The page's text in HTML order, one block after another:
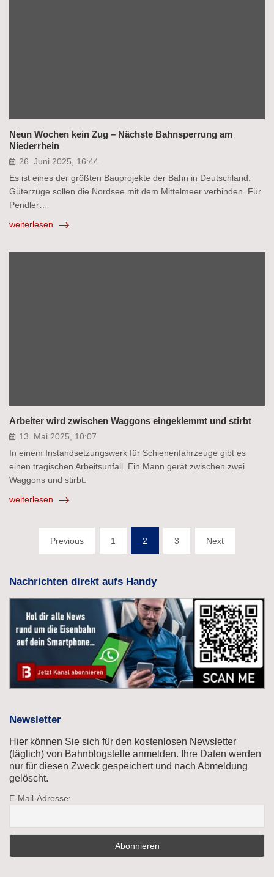
Neun Wochen kein Zug – Nächste Bahnsperrung am
Niederrhein
26. Juni 2025, 16:44
Es ist eines der größten Bauprojekte der Bahn in Deutschland:
Güterzüge sollen die Nordsee mit dem Mittelmeer verbinden. Für
Pendler…
weiterlesen
Arbeiter wird zwischen Waggons eingeklemmt und stirbt
13. Mai 2025, 10:07
In einem Instandsetzungswerk für Schienenfahrzeuge gibt es
einen tragischen Arbeitsunfall. Ein Mann gerät zwischen zwei
Waggons und stirbt.
weiterlesen
Seitennummerierung
Beiträge
Previous 1 2 3 Next
Nachrichten direkt aufs Handy
Newsletter
Hier können Sie sich für den kostenlosen Newsletter
(täglich) von Bahnblogstelle anmelden. Ihre Daten werden
nur für diesen Zweck gespeichert und nach Abmeldung
gelöscht.
E-Mail-Adresse: